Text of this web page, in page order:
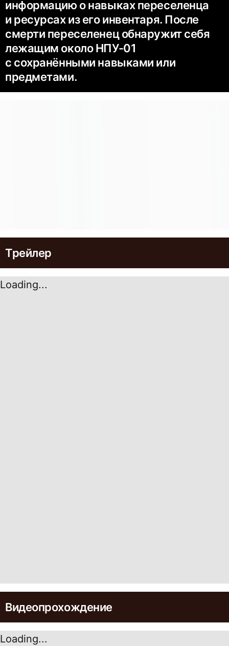
информацию о навыках переселенца
и ресурсах из его инвентаря. После
смерти переселенец обнаружит себя
лежащим около НПУ-01
с сохранёнными навыками или
предметами.
Трейлер
Loading...
Видеопрохождение
Loading...